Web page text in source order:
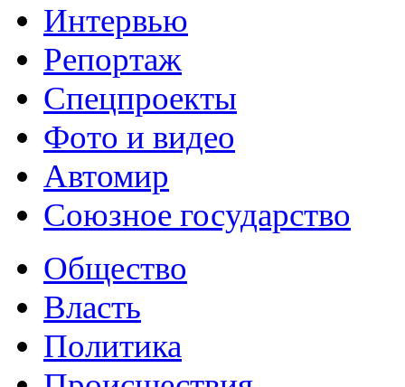
Интервью
Репортаж
Спецпроекты
Фото и видео
Автомир
Союзное государство
Общество
Власть
Политика